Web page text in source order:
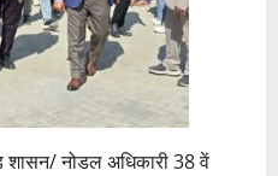
शासन/ नोडल अधिकारी 38 वें